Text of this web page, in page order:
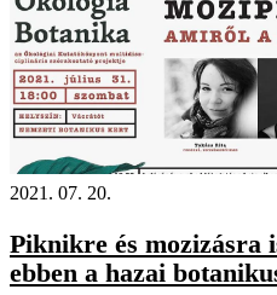
2021. 07. 20.
Piknikre és mozizásra
ebben a hazai